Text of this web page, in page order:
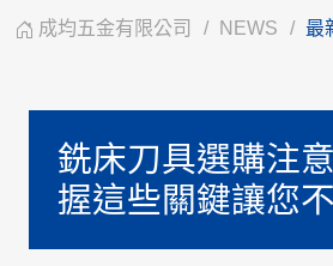
成均五金有限公司 NEWS 最
銑床刀具選購注
握這些關鍵讓您